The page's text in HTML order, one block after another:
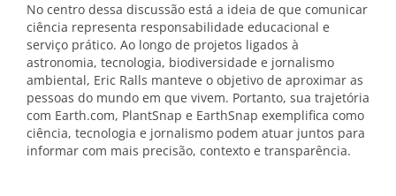
No centro dessa discussão está a ideia de que comunicar
ciência representa responsabilidade educacional e
serviço prático. Ao longo de projetos ligados à
astronomia, tecnologia, biodiversidade e jornalismo
ambiental, Eric Ralls manteve o objetivo de aproximar as
pessoas do mundo em que vivem. Portanto, sua trajetória
com Earth.com, PlantSnap e EarthSnap exemplifica como
ciência, tecnologia e jornalismo podem atuar juntos para
informar com mais precisão, contexto e transparência.